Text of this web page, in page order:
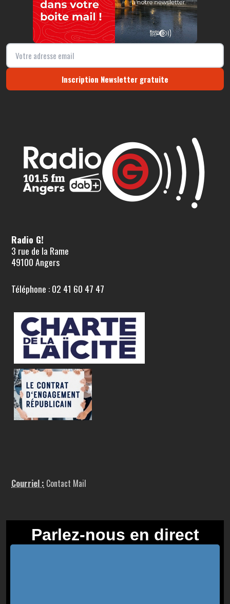
Inscription Newsletter gratuite
Radio G!
3 rue de la Rame
49100 Angers
Téléphone : 02 41 60 47 47
Courriel : Contact Mail